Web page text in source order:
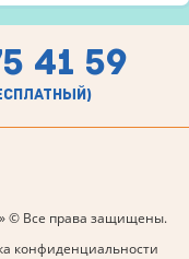
41 59
© Все права защищены.
конфиденциальности